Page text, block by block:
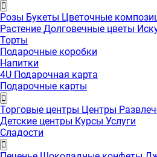
Розы Букеты Цветочные
Растение Долговечные цветы
Торты
Подарочные коробки
Напитки
4U Подарочная карта
Подарочные карты
Торговые центры Центры
Детские центры Курсы Услуги
Сладости